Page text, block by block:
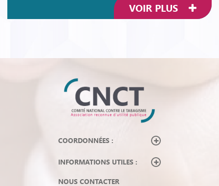
VOIR PLUS
COORDONNÉES :
INFORMATIONS UTILES :
NOUS CONTACTER